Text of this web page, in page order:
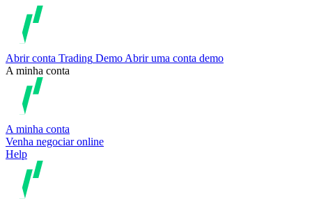
Abrir conta Trading Demo Abrir uma conta demo
A minha conta
A minha conta
Venha negociar online
Help